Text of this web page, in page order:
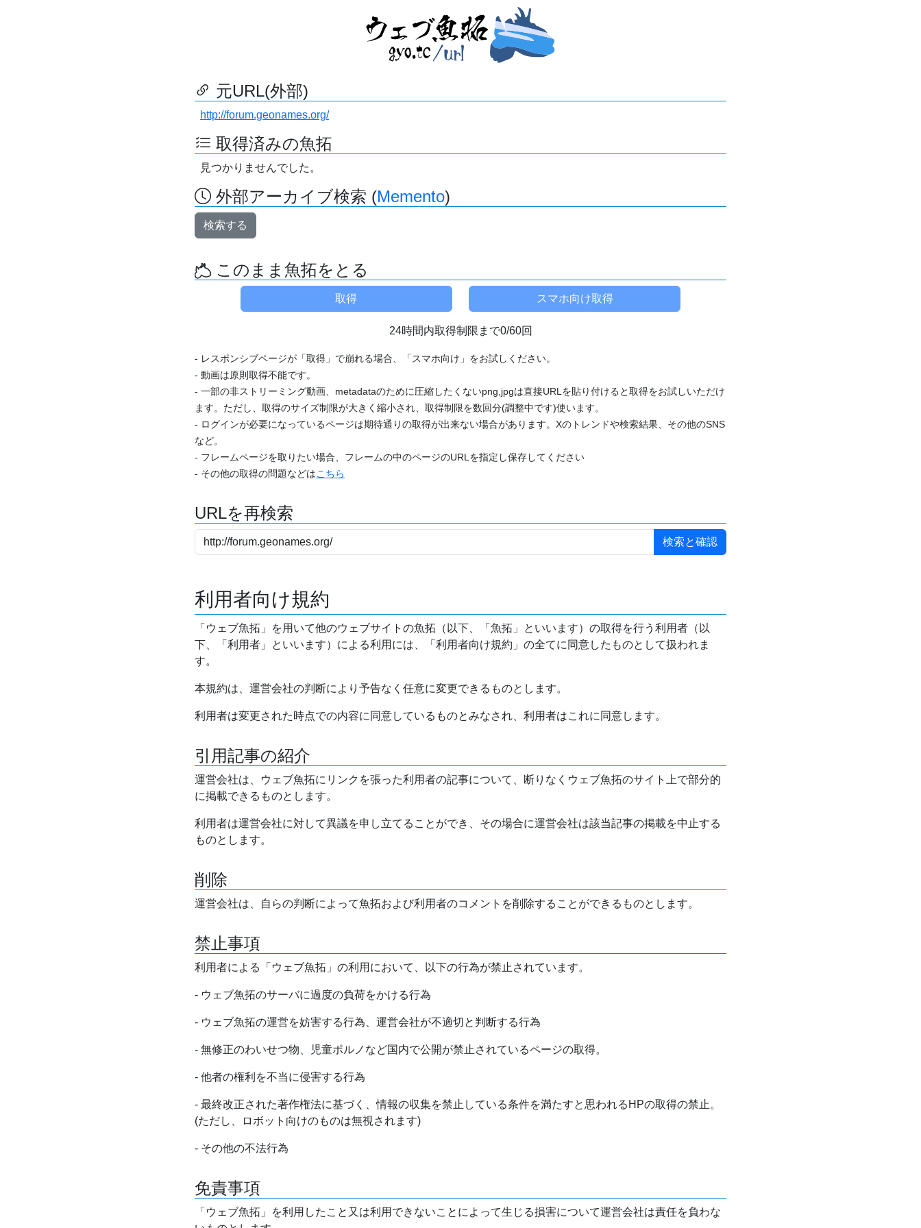
元URL(外部)
http://forum.geonames.org/
取得済みの魚拓
見つかりませんでした。
外部アーカイブ検索 (Memento)
検索する
このまま魚拓をとる
24時間内取得制限まで0/60回
- レスポンシブページが「取得」で崩れる場合、「スマホ向け」をお試しください。
- 動画は原則取得不能です。
- 一部の非ストリーミング動画、metadataのために圧縮したくないpng,jpgは直接URLを貼り付けると取得をお試しいただけ
ます。ただし、取得のサイズ制限が大きく縮小され、取得制限を数回分(調整中です)使います。
- ログインが必要になっているページは期待通りの取得が出来ない場合があります。Xのトレンドや検索結果、その他のSNS
など。
- フレームページを取りたい場合、フレームの中のページのURLを指定し保存してください
- その他の取得の問題などはこちら
URLを再検索
利用者向け規約
「ウェブ魚拓」を用いて他のウェブサイトの魚拓（以下、「魚拓」といいます）の取得を行う利用者（以
下、「利用者」といいます）による利用には、「利用者向け規約」の全てに同意したものとして扱われま
す。
本規約は、運営会社の判断により予告なく任意に変更できるものとします。
利用者は変更された時点での内容に同意しているものとみなされ、利用者はこれに同意します。
引用記事の紹介
運営会社は、ウェブ魚拓にリンクを張った利用者の記事について、断りなくウェブ魚拓のサイト上で部分的
に掲載できるものとします。
利用者は運営会社に対して異議を申し立てることができ、その場合に運営会社は該当記事の掲載を中止する
ものとします。
削除
運営会社は、自らの判断によって魚拓および利用者のコメントを削除することができるものとします。
禁止事項
利用者による「ウェブ魚拓」の利用において、以下の行為が禁止されています。
- ウェブ魚拓のサーバに過度の負荷をかける行為
- ウェブ魚拓の運営を妨害する行為、運営会社が不適切と判断する行為
- 無修正のわいせつ物、児童ポルノなど国内で公開が禁止されているページの取得。
- 他者の権利を不当に侵害する行為
- 最終改正された著作権法に基づく、情報の収集を禁止している条件を満たすと思われるHPの取得の禁止。
(ただし、ロボット向けのものは無視されます)
- その他の不法行為
免責事項
「ウェブ魚拓」を利用したこと又は利用できないことによって生じる損害について運営会社は責任を負わな